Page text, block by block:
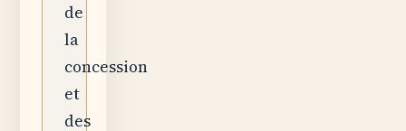
de
la
concession
et
des